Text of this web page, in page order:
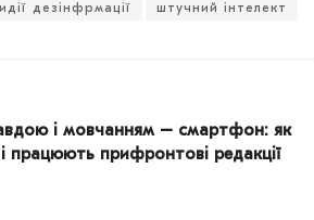
дезінфрмації штучний інтелект
і мовчанням – смартфон: як
працюють прифронтові редакції